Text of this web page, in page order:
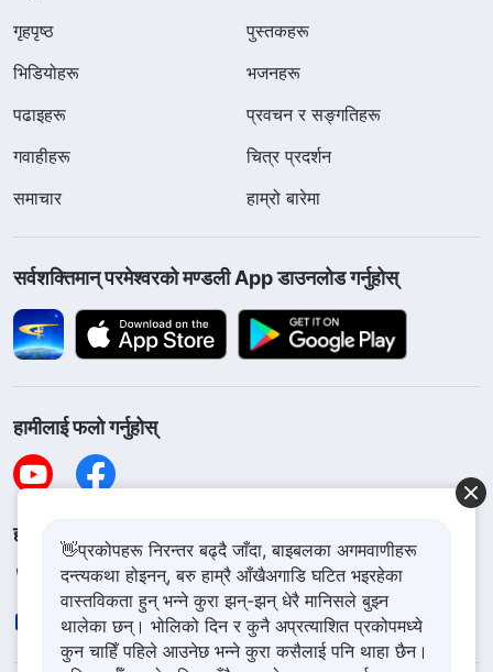
गृहपृष्ठ
पुस्तकहरू
भिडियोहरू
भजनहरू
पढाइहरू
प्रवचन र सङ्गतिहरू
गवाहीहरू
चित्र प्रदर्शन
समाचार
हाम्रो बारेमा
सर्वशक्तिमान्‌ परमेश्‍वरको मण्डली App डाउनलोड गर्नुहोस्
हामीलाई फलो गर्नुहोस्
हामीलाई सम्पर्क गर्नुहोस
+977-981-140-9021
contact.ne@godfootsteps.org
👋प्रकोपहरू निरन्तर बढ्दै जाँदा, बाइबलका अगमवाणीहरू
दन्त्यकथा होइनन्, बरु हाम्रै आँखैअगाडि घटित भइरहेका
वास्तविकता हुन् भन्ने कुरा झन्-झन् धेरै मानिसले बुझ्न
थालेका छन्। भोलिको दिन र कुनै अप्रत्याशित प्रकोपमध्ये
कुन चाहिँ पहिले आउनेछ भन्ने कुरा कसैलाई पनि थाहा छैन।